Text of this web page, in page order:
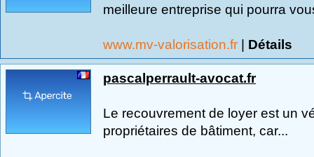
meilleure entreprise qui pourra
www.mv-valorisation.fr | Détails
pascalperrault-avocat.fr
Le recouvrement de loyer est un
propriétaires de bâtiment, car...